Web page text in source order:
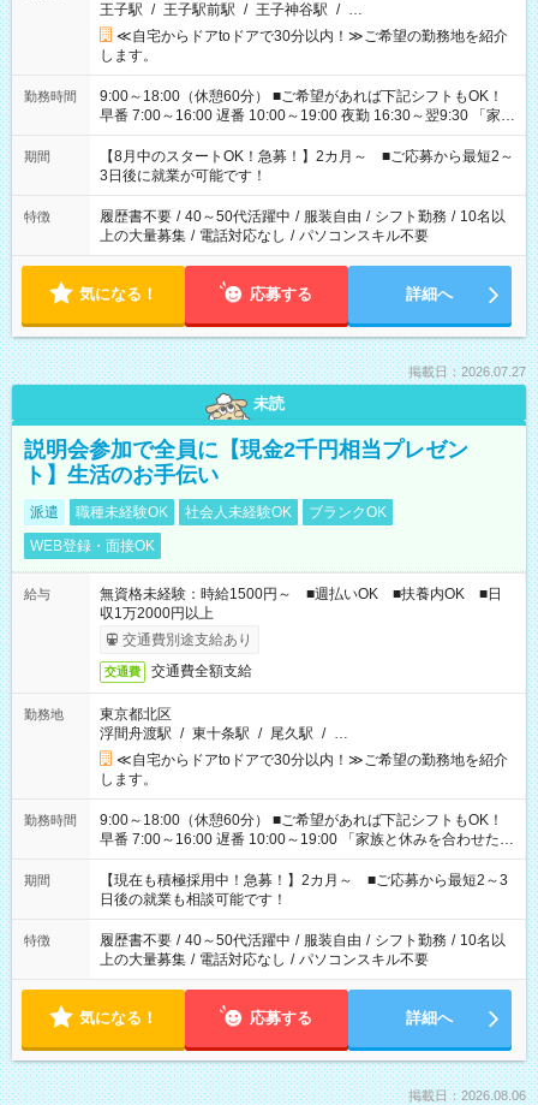
王子駅 / 王子駅前駅 / 王子神谷駅 / …
≪自宅からドアtoドアで30分以内！≫ご希望の勤務地を紹介
します。
勤務時間
9:00～18:00（休憩60分） ■ご希望があれば下記シフトもOK！
早番 7:00～16:00 遅番 10:00～19:00 夜勤 16:30～翌9:30 「家族
と休みを合わせたい」 「余裕を持って夕飯の準備がしたい」
「できれば残業はしたくない」 など、ご希望を教えてください
ね。 ※Wワーク希望の方へ 今ご覧のお仕事で希望する勤務時間
と、もう1つのお仕事の勤務時間。 合計で週40時間を超える場
合は応募できません。
期間
【8月中のスタートOK！急募！】2カ月～ ■ご応募から最短2～
3日後に就業が可能です！
特徴 履歴書不要 / 40～50代活躍中 / 服装自由 / シフト勤務 / 10名以
上の大量募集 / 電話対応なし / パソコンスキル不要
気になる！ 応募する 詳細へ
掲載日：2026.07.27
未読
説明会参加で全員に【現金2千円相当プレゼン
ト】生活のお手伝い
派遣 職種未経験OK 社会人未経験OK
ブランクOK
WEB登録・面接OK
給与
無資格未経験：時給1500円～ ■週払いOK ■扶養内OK ■日
収1万2000円以上
交通費別途支給あり
交通費 交通費全額支給
勤務地
東京都北区
浮間舟渡駅 / 東十条駅 / 尾久駅 / …
≪自宅からドアtoドアで30分以内！≫ご希望の勤務地を紹介
します。
勤務時間
9:00～18:00（休憩60分） ■ご希望があれば下記シフトもOK！
早番 7:00～16:00 遅番 10:00～19:00 「家族と休みを合わせた
い」 「余裕を持って夕飯の準備がしたい」 「できれば残業はし
たくない」 など、ご希望を教えてくださいね。 ※Wワーク希望
の方へ 今ご覧のお仕事で希望する勤務時間と、もう1つのお仕事
の勤務時間。 合計で週40時間を超える場合は応募できません。
期間
【現在も積極採用中！急募！】2カ月～ ■ご応募から最短2～3
日後の就業も相談可能です！
特徴 履歴書不要 / 40～50代活躍中 / 服装自由 / シフト勤務 / 10名以
上の大量募集 / 電話対応なし / パソコンスキル不要
気になる！ 応募する 詳細へ
掲載日：2026.08.06